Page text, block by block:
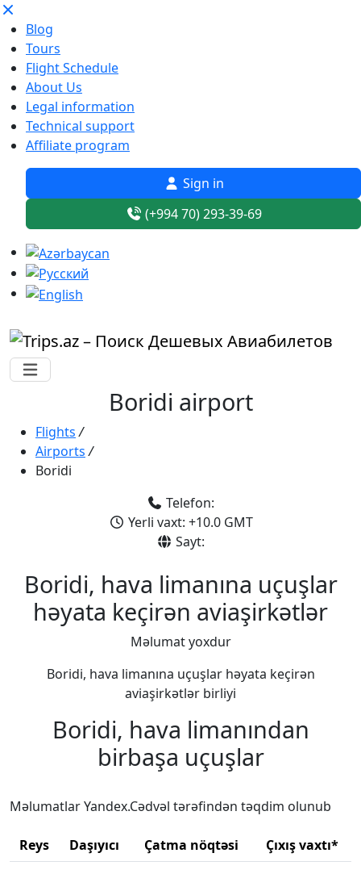
Blog
Tours
Flight Schedule
About Us
Legal information
Technical support
Affiliate program
Sign in
(+994 70) 293-39-69
Boridi airport
Flights /
Airports /
Boridi
Telefon:
Yerli vaxt: +10.0 GMT
Sayt:
Boridi, hava limanına uçuşlar
həyata keçirən aviaşirkətlər
Məlumat yoxdur
Boridi, hava limanına uçuşlar həyata keçirən
aviaşirkətlər birliyi
Boridi, hava limanından
birbaşa uçuşlar
Məlumatlar Yandex.Cədvəl tərəfindən təqdim olunub
Reys Daşıyıcı Çatma nöqtəsi Çıxış vaxtı*